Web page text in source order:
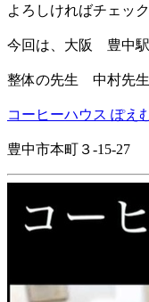
よろしければチェッ
今回は、大阪 豊中駅
整体の先生 中村先生
コーヒーハウス ぽえ
豊中市本町３-15-27